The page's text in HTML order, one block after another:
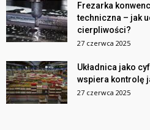
Frezarka
techniczna – jak
cierpliwości?
27 czerwca 2025
Układnica jako
wspiera kontrolę
27 czerwca 2025